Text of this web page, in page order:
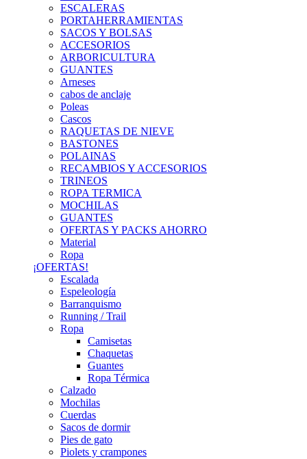
ESCALERAS
PORTAHERRAMIENTAS
SACOS Y BOLSAS
ACCESORIOS
ARBORICULTURA
GUANTES
Arneses
cabos de anclaje
Poleas
Cascos
RAQUETAS DE NIEVE
BASTONES
POLAINAS
RECAMBIOS Y ACCESORIOS
TRINEOS
ROPA TERMICA
MOCHILAS
GUANTES
OFERTAS Y PACKS AHORRO
Material
Ropa
¡OFERTAS!
Escalada
Espeleología
Barranquismo
Running / Trail
Ropa
Camisetas
Chaquetas
Guantes
Ropa Térmica
Calzado
Mochilas
Cuerdas
Sacos de dormir
Pies de gato
Piolets y crampones